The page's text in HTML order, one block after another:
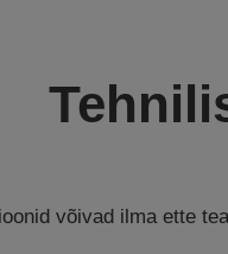
võivad ilma ette